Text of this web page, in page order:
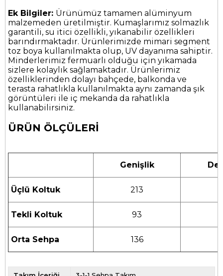
Ek Bilgiler: Ürünümüz tamamen alüminyum
malzemeden üretilmiştir. Kumaşlarımız solmazlık
garantili, su itici özellikli, yıkanabilir özellikleri
barındırmaktadır. Ürünlerimizde mimari segment
toz boya kullanılmakta olup, UV dayanıma sahiptir.
Minderlerimiz fermuarlı olduğu için yıkamada
sizlere kolaylık sağlamaktadır. Ürünlerimiz
özelliklerinden dolayı bahçede, balkonda ve
terasta rahatlıkla kullanılmakta aynı zamanda şık
görüntüleri ile iç mekanda da rahatlıkla
kullanabilirsiniz.
ÜRÜN ÖLÇÜLERİ
Genişlik
Üçlü Koltuk 213
Tekli Koltuk 93
Orta Sehpa 136